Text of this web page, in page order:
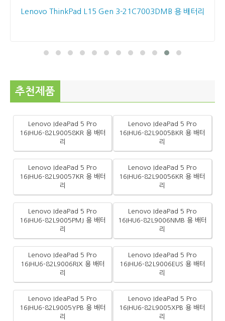
Lenovo ThinkPad L15 Gen 3-21C7003DMB 용 배터리
추천제품
Lenovo IdeaPad 5 Pro
16IHU6-82L90058KR 용 배터
리
Lenovo IdeaPad 5 Pro
16IHU6-82L9005BKR 용 배터
리
Lenovo IdeaPad 5 Pro
16IHU6-82L90057KR 용 배터
리
Lenovo IdeaPad 5 Pro
16IHU6-82L90056KR 용 배터
리
Lenovo IdeaPad 5 Pro
16IHU6-82L9005PMJ 용 배터
리
Lenovo IdeaPad 5 Pro
16IHU6-82L9006NMB 용 배터
리
Lenovo IdeaPad 5 Pro
16IHU6-82L9006RIX 용 배터
리
Lenovo IdeaPad 5 Pro
16IHU6-82L9006EUS 용 배터
리
Lenovo IdeaPad 5 Pro
16IHU6-82L9005YPB 용 배터
리
Lenovo IdeaPad 5 Pro
16IHU6-82L9005XPB 용 배터
리